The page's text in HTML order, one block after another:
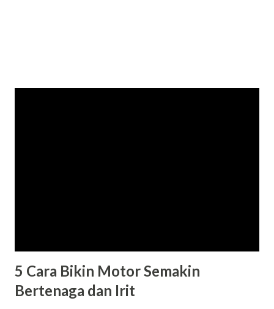
5 Cara Bikin Motor Semakin
Bertenaga dan Irit